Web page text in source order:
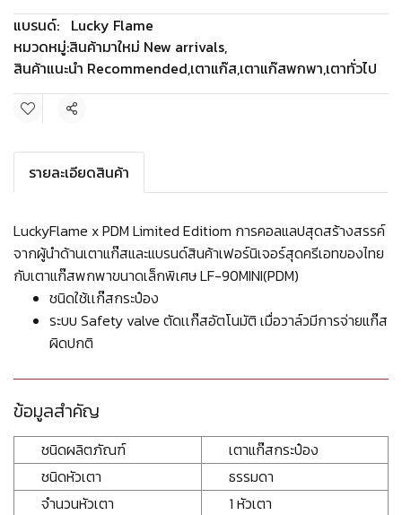
แบรนด์: Lucky Flame
หมวดหมู่:สินค้ามาใหม่ New arrivals,
สินค้าแนะนำ Recommended,เตาแก๊ส,เตาแก๊สพกพา,เตาทั่วไป
แชร์
รายละเอียดสินค้า
LuckyFlame x PDM Limited Editiom การคอลแลปสุดสร้างสรรค์
จากผู้นำด้านเตาแก๊สและแบรนด์สินค้าเฟอร์นิเจอร์สุดครีเอทของไทย
กับเตาแก๊สพกพาขนาดเล็กพิเศษ LF-90MINI(PDM)
ชนิดใช้เเก๊สกระป๋อง
ระบบ Safety valve ตัดเเก๊สอัตโนมัติ เมื่อวาล์วมีการจ่ายแก๊ส
ผิดปกติ
ข้อมูลสำคัญ
ชนิดผลิตภัณฑ์
เตาแก๊สกระป๋อง
ชนิดหัวเตา
ธรรมดา
จำนวนหัวเตา
1 หัวเตา